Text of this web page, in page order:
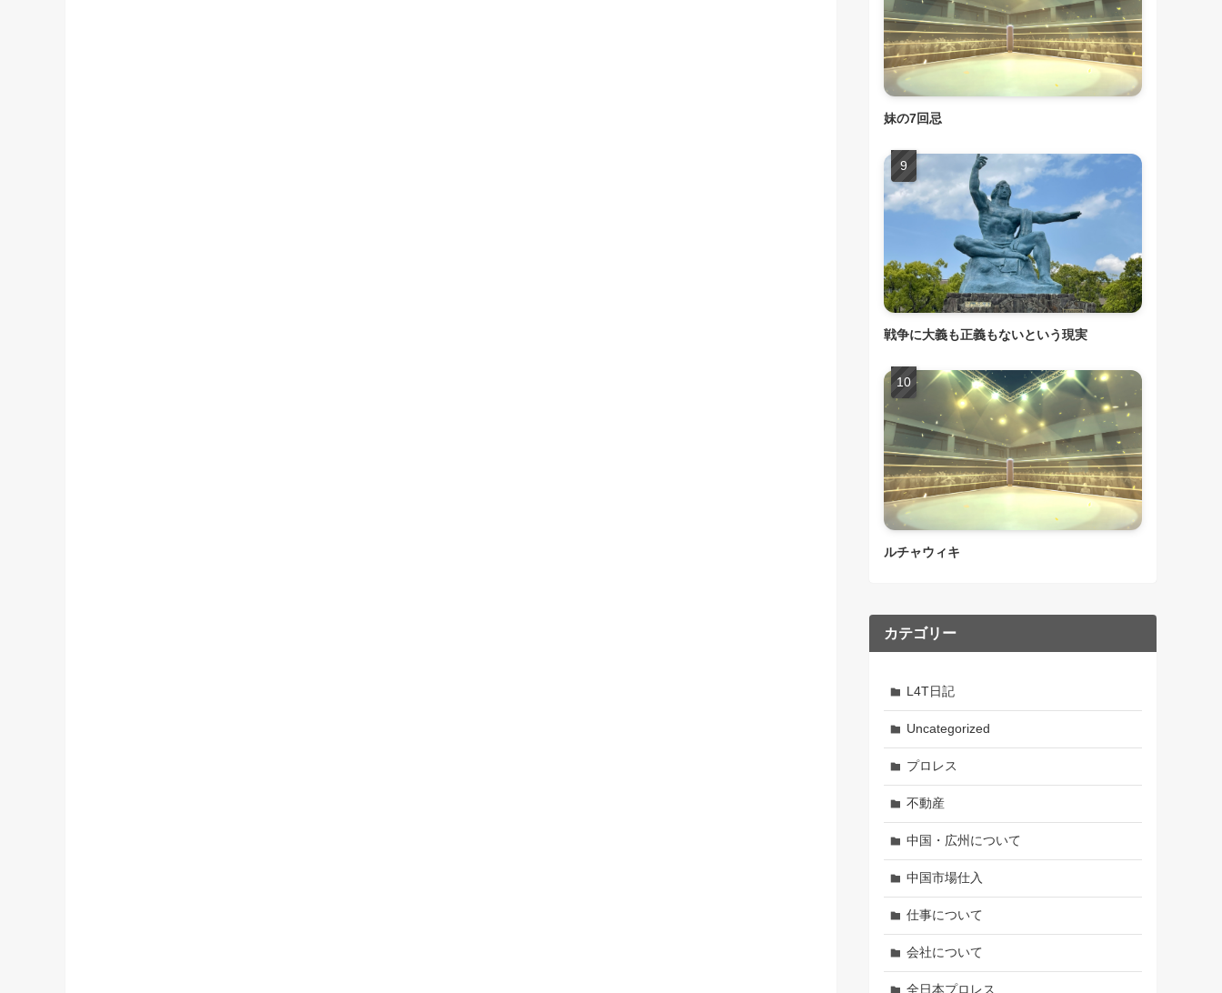
妹の7回忌
戦争に大義も正義もないという現実
ルチャウィキ
カテゴリー
L4T日記
Uncategorized
プロレス
不動産
中国・広州について
中国市場仕入
仕事について
会社について
全日本プロレス